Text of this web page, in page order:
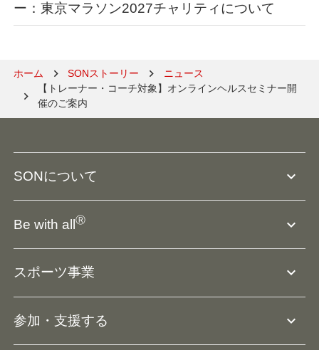
ー：東京マラソン2027チャリティについて
ホーム SONストーリー
ニュース
【トレーナー・コーチ対象】オンラインヘルスセミナー開
催のご案内
SONについて expand_more
SO組織について
役員等一覧
Be with allⓇ expand_more
スポーツ事業 expand_more
参加・支援する expand_more